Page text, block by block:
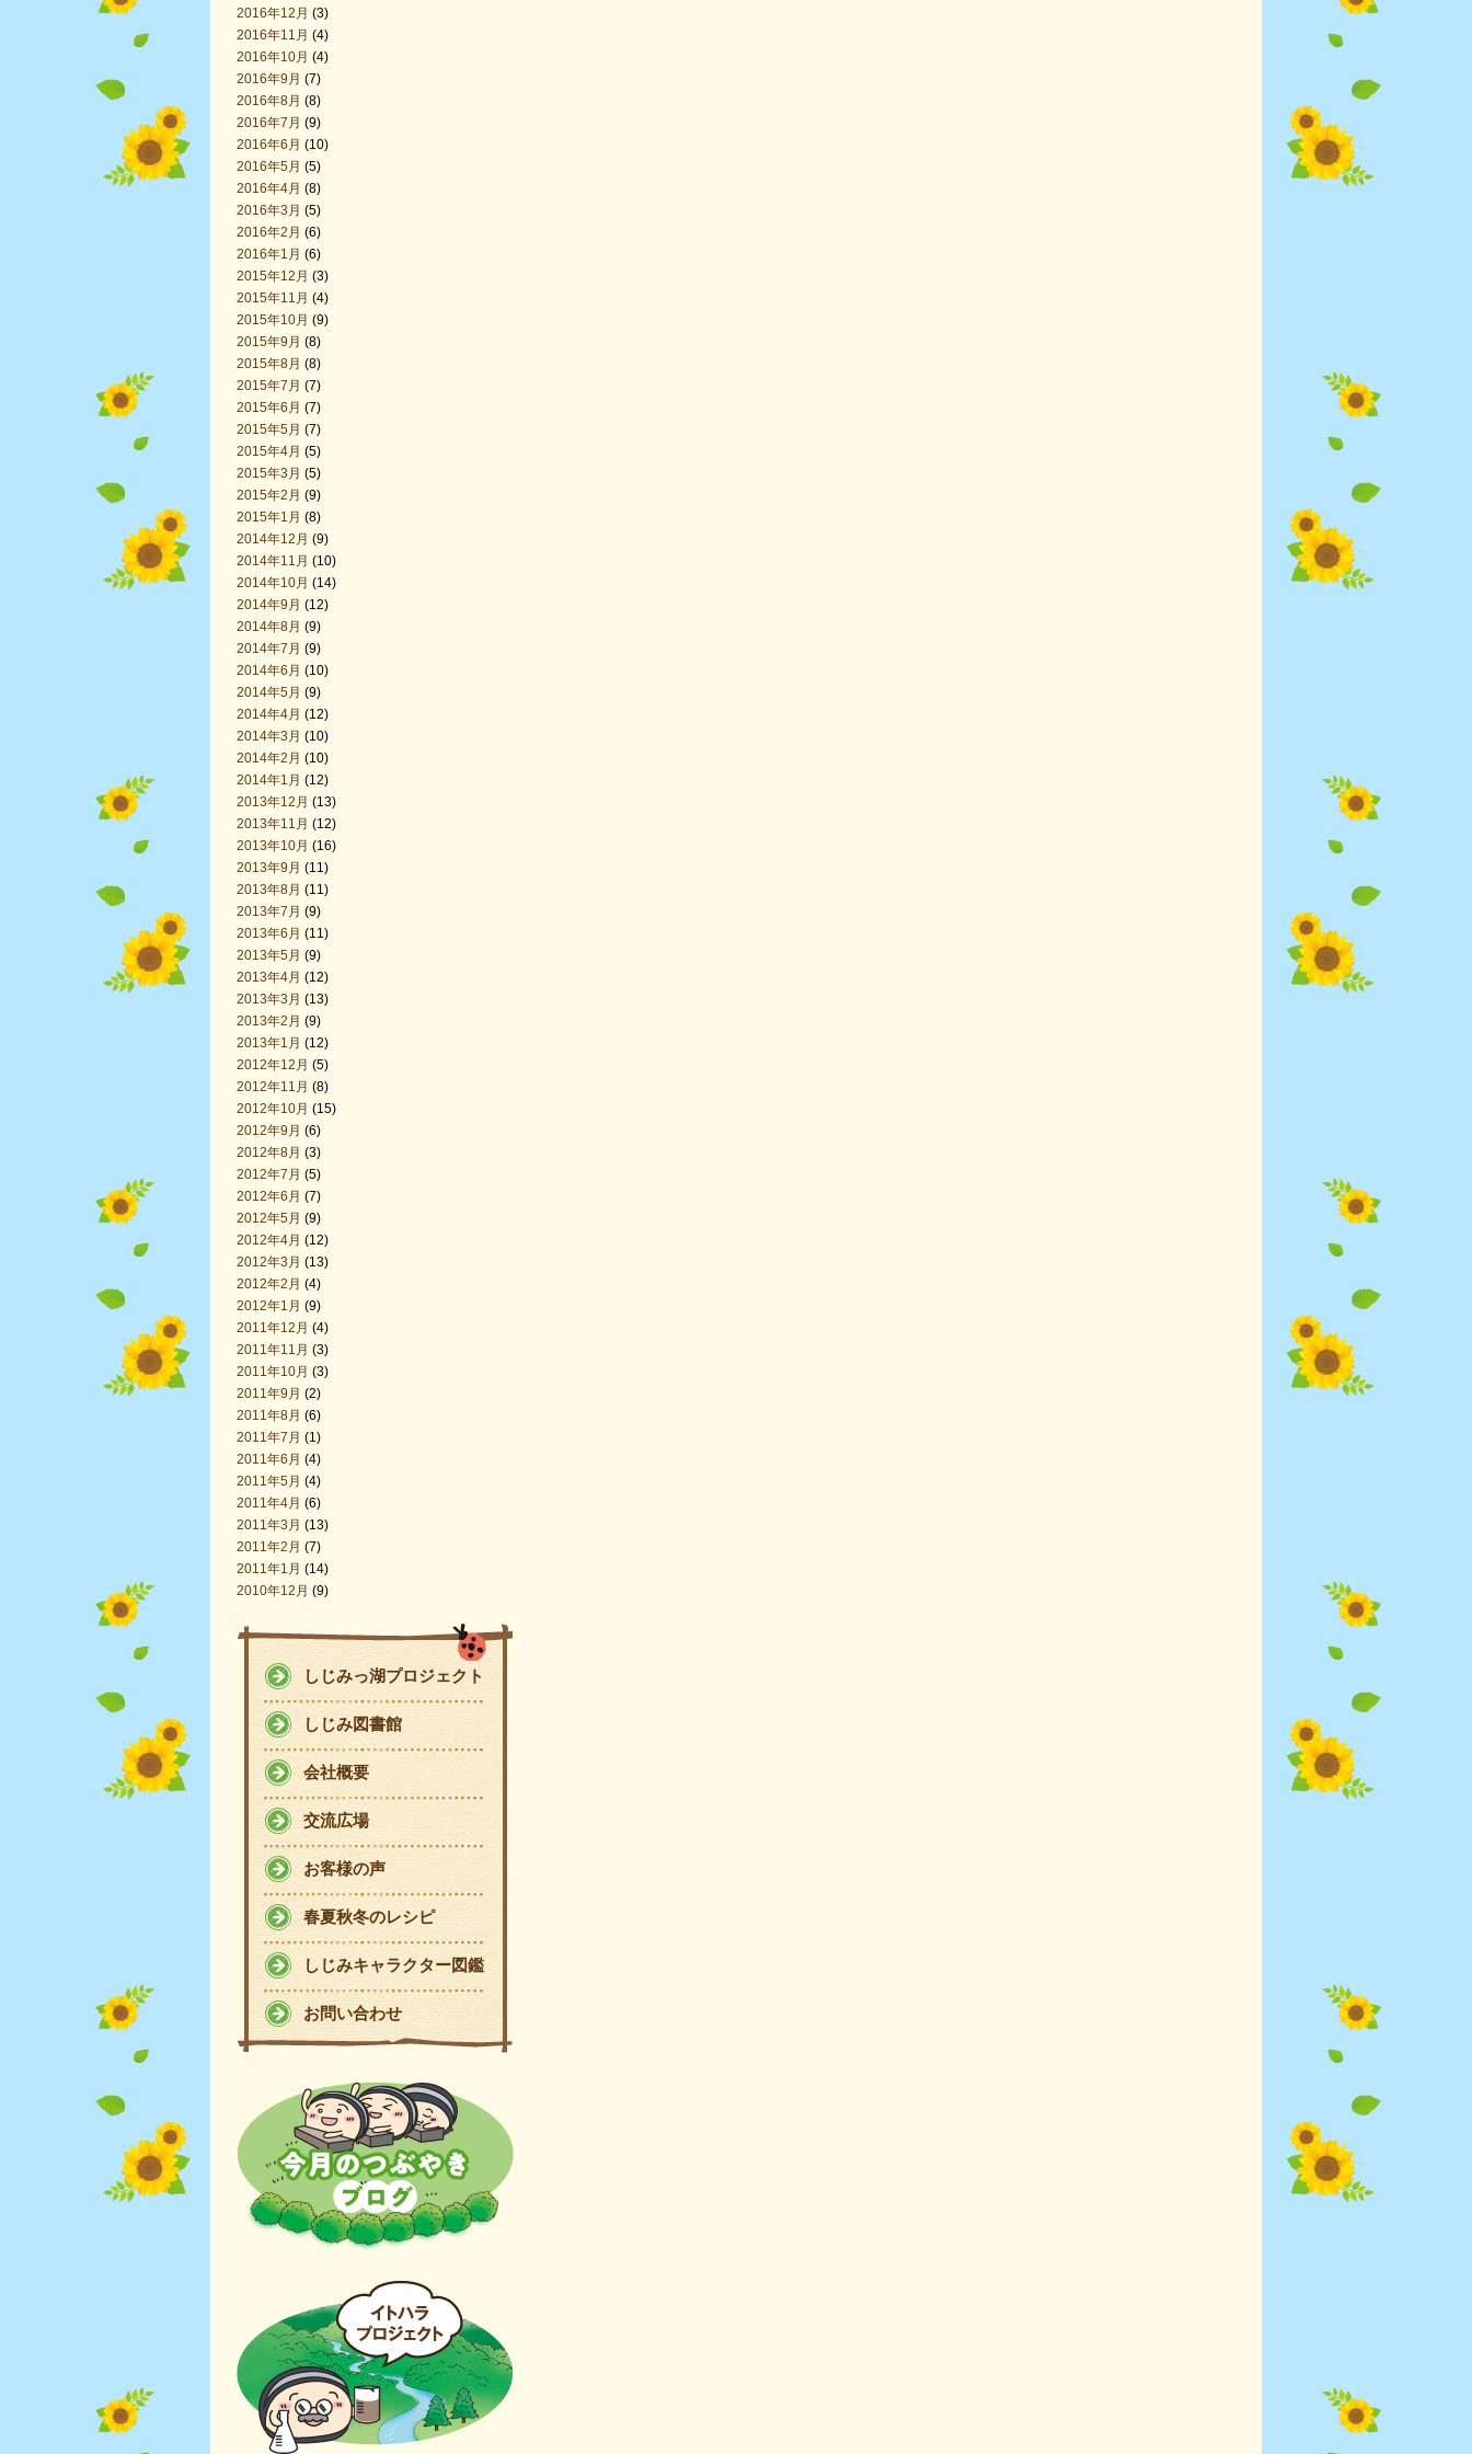
2016年12月 (3)
2016年11月 (4)
2016年10月 (4)
2016年9月 (7)
2016年8月 (8)
2016年7月 (9)
2016年6月 (10)
2016年5月 (5)
2016年4月 (8)
2016年3月 (5)
2016年2月 (6)
2016年1月 (6)
2015年12月 (3)
2015年11月 (4)
2015年10月 (9)
2015年9月 (8)
2015年8月 (8)
2015年7月 (7)
2015年6月 (7)
2015年5月 (7)
2015年4月 (5)
2015年3月 (5)
2015年2月 (9)
2015年1月 (8)
2014年12月 (9)
2014年11月 (10)
2014年10月 (14)
2014年9月 (12)
2014年8月 (9)
2014年7月 (9)
2014年6月 (10)
2014年5月 (9)
2014年4月 (12)
2014年3月 (10)
2014年2月 (10)
2014年1月 (12)
2013年12月 (13)
2013年11月 (12)
2013年10月 (16)
2013年9月 (11)
2013年8月 (11)
2013年7月 (9)
2013年6月 (11)
2013年5月 (9)
2013年4月 (12)
2013年3月 (13)
2013年2月 (9)
2013年1月 (12)
2012年12月 (5)
2012年11月 (8)
2012年10月 (15)
2012年9月 (6)
2012年8月 (3)
2012年7月 (5)
2012年6月 (7)
2012年5月 (9)
2012年4月 (12)
2012年3月 (13)
2012年2月 (4)
2012年1月 (9)
2011年12月 (4)
2011年11月 (3)
2011年10月 (3)
2011年9月 (2)
2011年8月 (6)
2011年7月 (1)
2011年6月 (4)
2011年5月 (4)
2011年4月 (6)
2011年3月 (13)
2011年2月 (7)
2011年1月 (14)
2010年12月 (9)
しじみっ湖プロジェクト
しじみ図書館
会社概要
交流広場
お客様の声
春夏秋冬のレシピ
しじみキャラクター図鑑
お問い合わせ